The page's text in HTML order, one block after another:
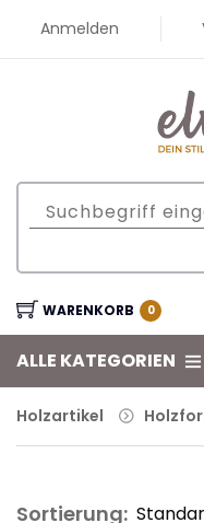
Anmelden
WARENKORB 0
ALLE KATEGORIEN
Holzartikel
Sortierung: